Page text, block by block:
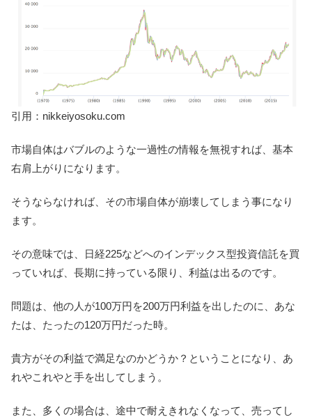
引用：nikkeiyosoku.com
市場自体はバブルのような一過性の情報を無視すれば、基本
右肩上がりになります。
そうならなければ、その市場自体が崩壊してしまう事になり
ます。
その意味では、日経225などへのインデックス型投資信託を買
っていれば、長期に持っている限り、利益は出るのです。
問題は、他の人が100万円を200万円利益を出したのに、あな
たは、たったの120万円だった時。
貴方がその利益で満足なのかどうか？ということになり、あ
れやこれやと手を出してしまう。
また、多くの場合は、途中で耐えきれなくなって、売ってし